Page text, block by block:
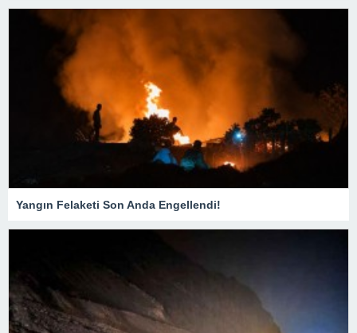
Yangın Felaketi Son Anda Engellendi!